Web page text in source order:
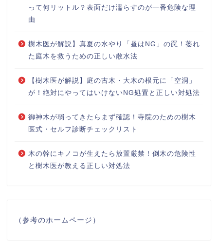
って何リットル？表面だけ濡らすのが一番危険な理
由
樹木医が解説】真夏の水やり「昼はNG」の罠！萎れ
た庭木を救うための正しい散水法
【樹木医が解説】庭の古木・大木の根元に「空洞」
が！絶対にやってはいけないNG処置と正しい対処法
御神木が弱ってきたらまず確認！寺院のための樹木
医式・セルフ診断チェックリスト
木の幹にキノコが生えたら放置厳禁！倒木の危険性
と樹木医が教える正しい対処法
（参考のホームページ）